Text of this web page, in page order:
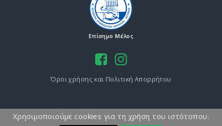
Χρησιμοποιούμε cookies για τη χρήση του ιστότοπου.
Επίσημο Μέλος
Όροι χρήσης και Πολιτική Απορρήτου
Copyright 2026 GLOBAL Real Estate